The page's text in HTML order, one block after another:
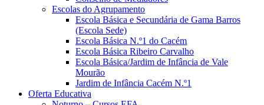
Escolas do Agrupamento
Escola Básica e Secundária de Gama Barros
(Escola Sede)
Escola Básica N.º1 do Cacém
Escola Básica Ribeiro Carvalho
Escola Básica/Jardim de Infância de Vale
Mourão
Jardim de Infância Cacém N.º1
Oferta Educativa